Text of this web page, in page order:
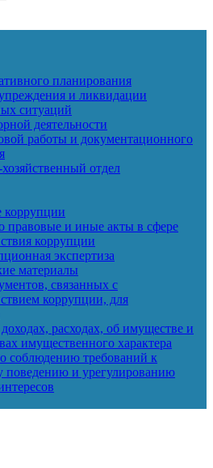
планирования
и ликвидации
ситуаций
деятельности
работы и документационного
отдел
коррупции
правовые и иные акты в сфере
коррупции
экспертиза
материалы
связанных с
коррупции, для
расходах, об имуществе и
имущественного характера
соблюдению требований к
поведению и урегулированию